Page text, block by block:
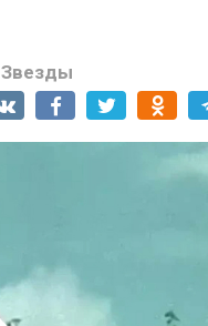
Звезды